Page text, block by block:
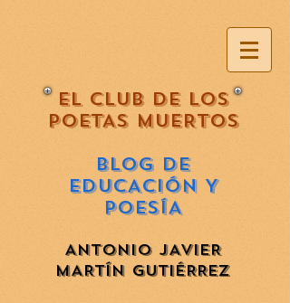
EL CLUB DE LOS
POETAS MUERTOS
BLOG DE
EDUCACIÓN Y
POESÍA
ANTONIO JAVIER
MARTÍN GUTIÉRREZ